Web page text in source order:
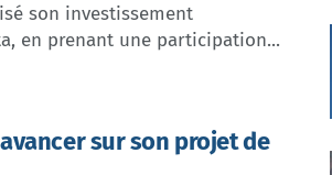
son investissement
en prenant une participation...
sur son projet de